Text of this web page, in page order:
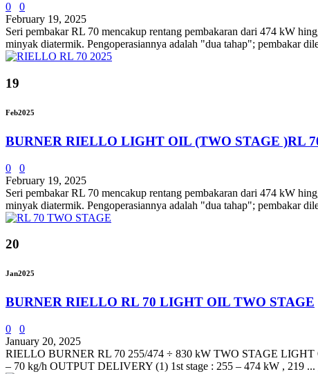
0
0
February 19, 2025
Seri pembakar RL 70 mencakup rentang pembakaran dari 474 kW
minyak diatermik. Pengoperasiannya adalah "dua tahap";
19
Feb2025
BURNER RIELLO LIGHT OIL (TWO STAGE )RL
0
0
February 19, 2025
Seri pembakar RL 70 mencakup rentang pembakaran dari 474 kW
minyak diatermik. Pengoperasiannya adalah "dua tahap"; pembakar
20
Jan2025
BURNER RIELLO RL 70 LIGHT OIL TWO STAGE
0
0
January 20, 2025
RIELLO BURNER RL 70 255/474 ÷ 830 kW TWO STAGE
– 70 kg/h OUTPUT DELIVERY (1) 1st stage : 255 – 474 kW , 219 ...